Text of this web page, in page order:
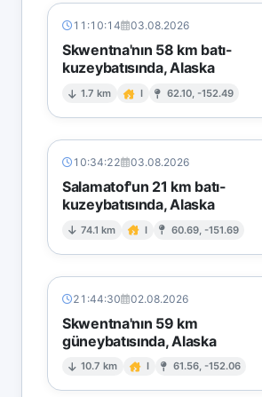
11:10:14 03.08.2026
Skwentna'nın 58 km batı-
kuzeybatısında, Alaska
1.7 km I 62.10, -152.49
10:34:22 03.08.2026
Salamatof'un 21 km batı-
kuzeybatısında, Alaska
74.1 km I 60.69, -151.69
21:44:30 02.08.2026
Skwentna'nın 59 km
güneybatısında, Alaska
10.7 km I 61.56, -152.06